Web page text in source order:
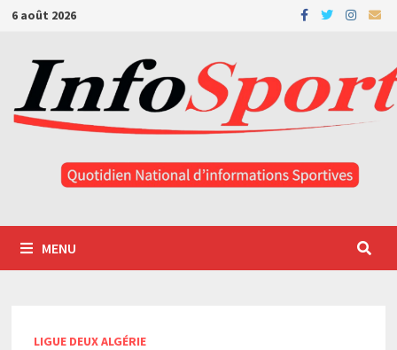
Passer
contenu
6 août 2026
MENU
LIGUE DEUX ALGÉRIE